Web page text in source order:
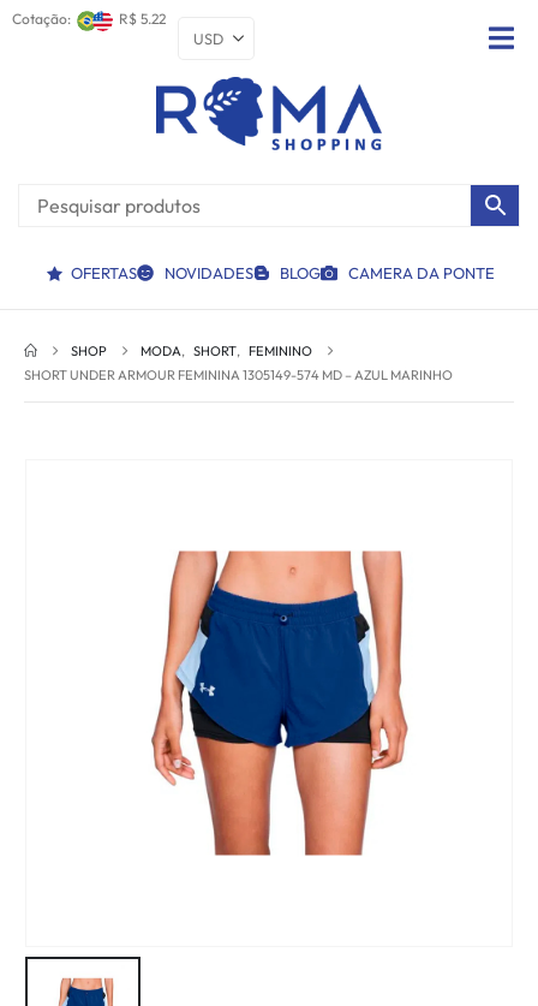
Cotação: R$ 5.22
OFERTAS NOVIDADES BLOG CAMERA DA PONTE
SHOP MODA, SHORT, FEMININO
SHORT UNDER ARMOUR FEMININA 1305149-574 MD – AZUL MARINHO